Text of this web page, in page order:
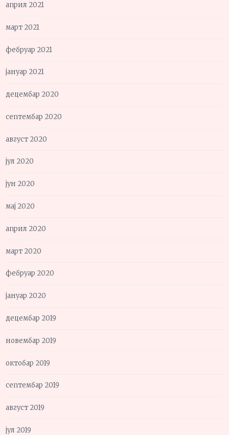
април 2021
март 2021
фебруар 2021
јануар 2021
децембар 2020
септембар 2020
август 2020
јул 2020
јун 2020
мај 2020
април 2020
март 2020
фебруар 2020
јануар 2020
децембар 2019
новембар 2019
октобар 2019
септембар 2019
август 2019
јул 2019